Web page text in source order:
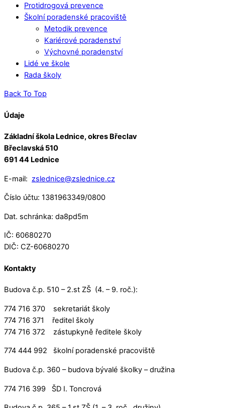
Protidrogová prevence
Školní poradenské pracoviště
Metodik prevence
Kariérové poradenství
Výchovné poradenství
Lidé ve škole
Rada školy
Back To Top
Údaje
Základní škola Lednice, okres Břeclav
Břeclavská 510
691 44 Lednice
E-mail: zslednice@zslednice.cz
Číslo účtu: 1381963349/0800
Dat. schránka: da8pd5m
IČ: 60680270
DIČ: CZ-60680270
Kontakty
Budova č.p. 510 – 2.st ZŠ (4. – 9. roč.):
774 716 370 sekretariát školy
774 716 371 ředitel školy
774 716 372 zástupkyně ředitele školy
774 444 992 školní poradenské pracoviště
Budova č.p. 360 – budova bývalé školky – družina
774 716 399 ŠD I. Toncrová